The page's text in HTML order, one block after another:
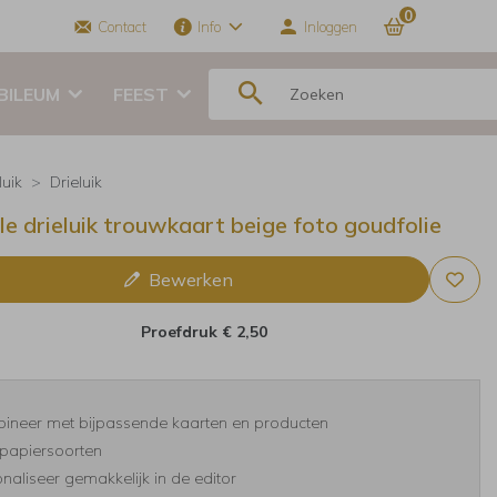
Contact Info Inloggen
0
FEEST
Drieluik
drieluik trouwkaart beige foto goudfolie
Bewerken
Proefdruk € 2,50
met bijpassende kaarten en producten
gemakkelijk in de editor